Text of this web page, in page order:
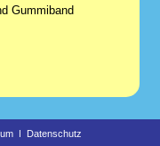
Gummiband
ǀ Datenschutz